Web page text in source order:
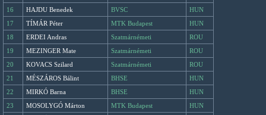
16
HAJDU Benedek BVSC
HUN
17
TÍMÁR Péter MTK Budapest
HUN
18
ERDEI Andras Szatmárnémeti
ROU
19
MEZINGER Mate Szatmárnémeti
ROU
20
KOVACS Szilard Szatmárnémeti
ROU
21
MÉSZÁROS Bálint BHSE
HUN
22
MIRKÓ Barna BHSE
HUN
23
MOSOLYGÓ Márton MTK Budapest
HUN